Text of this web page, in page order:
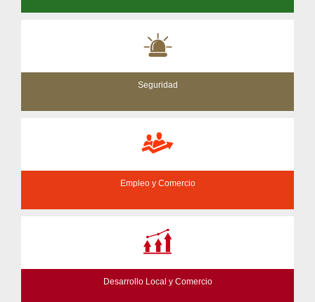
Seguridad
Empleo y Comercio
Desarrollo Local y Comercio